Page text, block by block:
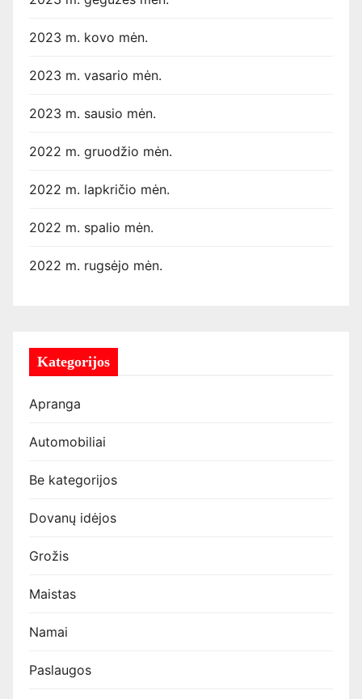
2023 m. kovo mėn.
2023 m. vasario mėn.
2023 m. sausio mėn.
2022 m. gruodžio mėn.
2022 m. lapkričio mėn.
2022 m. spalio mėn.
2022 m. rugsėjo mėn.
Kategorijos
Apranga
Automobiliai
Be kategorijos
Dovanų idėjos
Grožis
Maistas
Namai
Paslaugos